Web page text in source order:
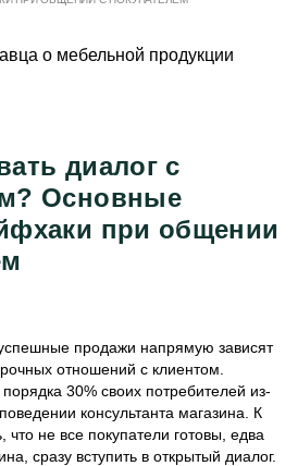
диалог с
Основные
при общении
продажи напрямую зависят
отношений с клиентом.
30% своих потребителей из-
консультанта магазина. К
что не все покупатели готовы, едва
сразу вступить в открытый диалог.